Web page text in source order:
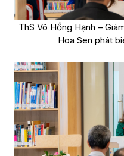
ThS Võ Hồng Hạnh –
Hoa Sen phát